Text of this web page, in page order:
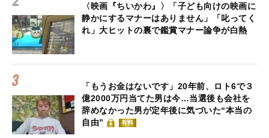
〈映画『ちいかわ』〉「子ども向けの映画に
静かにするマナーはありません」「叱ってく
れ」大ヒットの裏で鑑賞マナー論争が白熱
「もうお金はないです」20年前、ロト6で３
億2000万円当てた男は今…当選後も会社を
辞めなかった男が定年後に気づいた“本当の
自由”
有料